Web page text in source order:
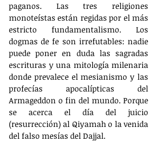
paganos. Las tres religiones
monoteístas están regidas por el más
estricto fundamentalismo. Los
dogmas de fe son irrefutables: nadie
puede poner en duda las sagradas
escrituras y una mitología milenaria
donde prevalece el mesianismo y las
profecías apocalípticas del
Armageddon o fin del mundo. Porque
se acerca el día del juicio
(resurrección) al Qiyamah o la venida
del falso mesías del Dajjal.